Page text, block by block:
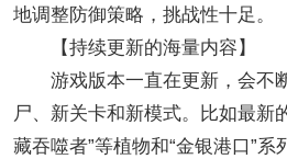
地调整防御策略，挑战性十足。
【‌持续更新的海量内容‌】
游戏版本一直在更新，会不
尸、新关卡和新模式。比如最新
藏吞噬者”等植物和“金银港口”